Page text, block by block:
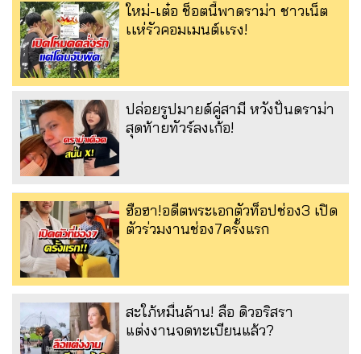
ใหม่-เต๋อ ช็อตนี้พาดราม่า ชาวเน็ต
เเห่รัวคอมเมนต์เเรง!
ปล่อยรูปมายด์คู่สามี หวังปั่นดราม่า
สุดท้ายทัวร์ลงเก้อ!
ฮือฮา!อดีตพระเอกตัวท็อปช่อง3 เปิด
ตัวร่วมงานช่อง7ครั้งแรก
สะใภ้หมื่นล้าน! ลือ ดิวอริสรา
แต่งงานจดทะเบียนแล้ว?